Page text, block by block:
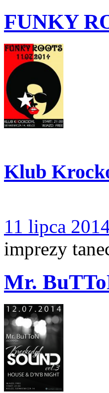
FUNKY
Klub
11 lipca
imprezy
Mr.